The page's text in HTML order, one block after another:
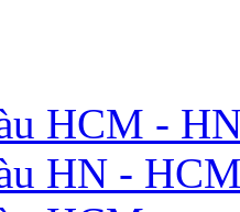
HCM -
HN -